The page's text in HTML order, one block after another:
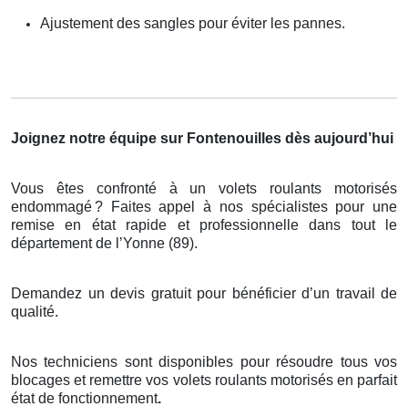
Ajustement des sangles pour éviter les pannes.
Joignez notre équipe sur Fontenouilles dès aujourd’hui
Vous êtes confronté à un volets roulants motorisés
endommagé? Faites appelà nos spécialistes pour une
remise en état rapide et professionnelle dans tout le
département de l ’Yonne (89).
Demandez un devis gratuit pour bénéficier d’un travail de
qualité.
Nos techniciens sont disponibles pour résoudre tous vos
blocages et remettre vos volets roulants motorisés en parfait
état de fonctionnement.